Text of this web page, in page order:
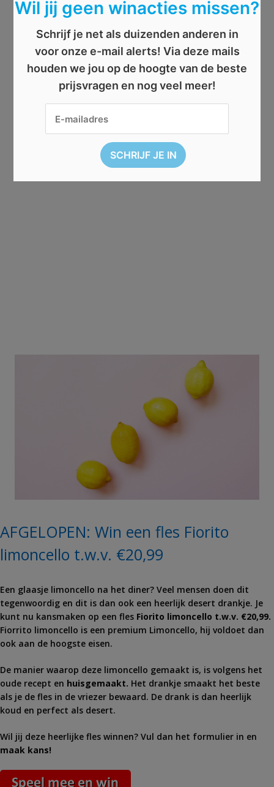
AFGELOPEN: Win een fles Fiorito
limoncello t.w.v. €20,99
Een glaasje limoncello na het diner? Veel mensen doen dit
tegenwoordig en dit is dan ook een heerlijk desert drankje. Je
kunt nu kansmaken op een fles Fiorito limoncello t.w.v. €20,99.
Fiorrito limoncello is een premium Limoncello, hij voldoet dan
ook aan de hoogste eisen.
De manier waarop deze limoncello gemaakt is, is volgens het
oude recept en huisgemaakt. Het drankje smaakt het beste
als je de fles in de vriezer bewaard. De drank is dan heerlijk
koud en perfect als desert.
Wil jij deze heerlijke fles winnen? Vul dan het formulier in en
maak kans!
Wil jij geen winacties missen?
Schrijf je net als duizenden anderen in
voor onze e-mail alerts! Via deze mails
houden we jou op de hoogte van de beste
prijsvragen en nog veel meer!